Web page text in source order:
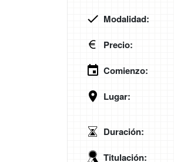
Modalidad:
Precio:
Comienzo:
Lugar:
Duración:
Titulación: